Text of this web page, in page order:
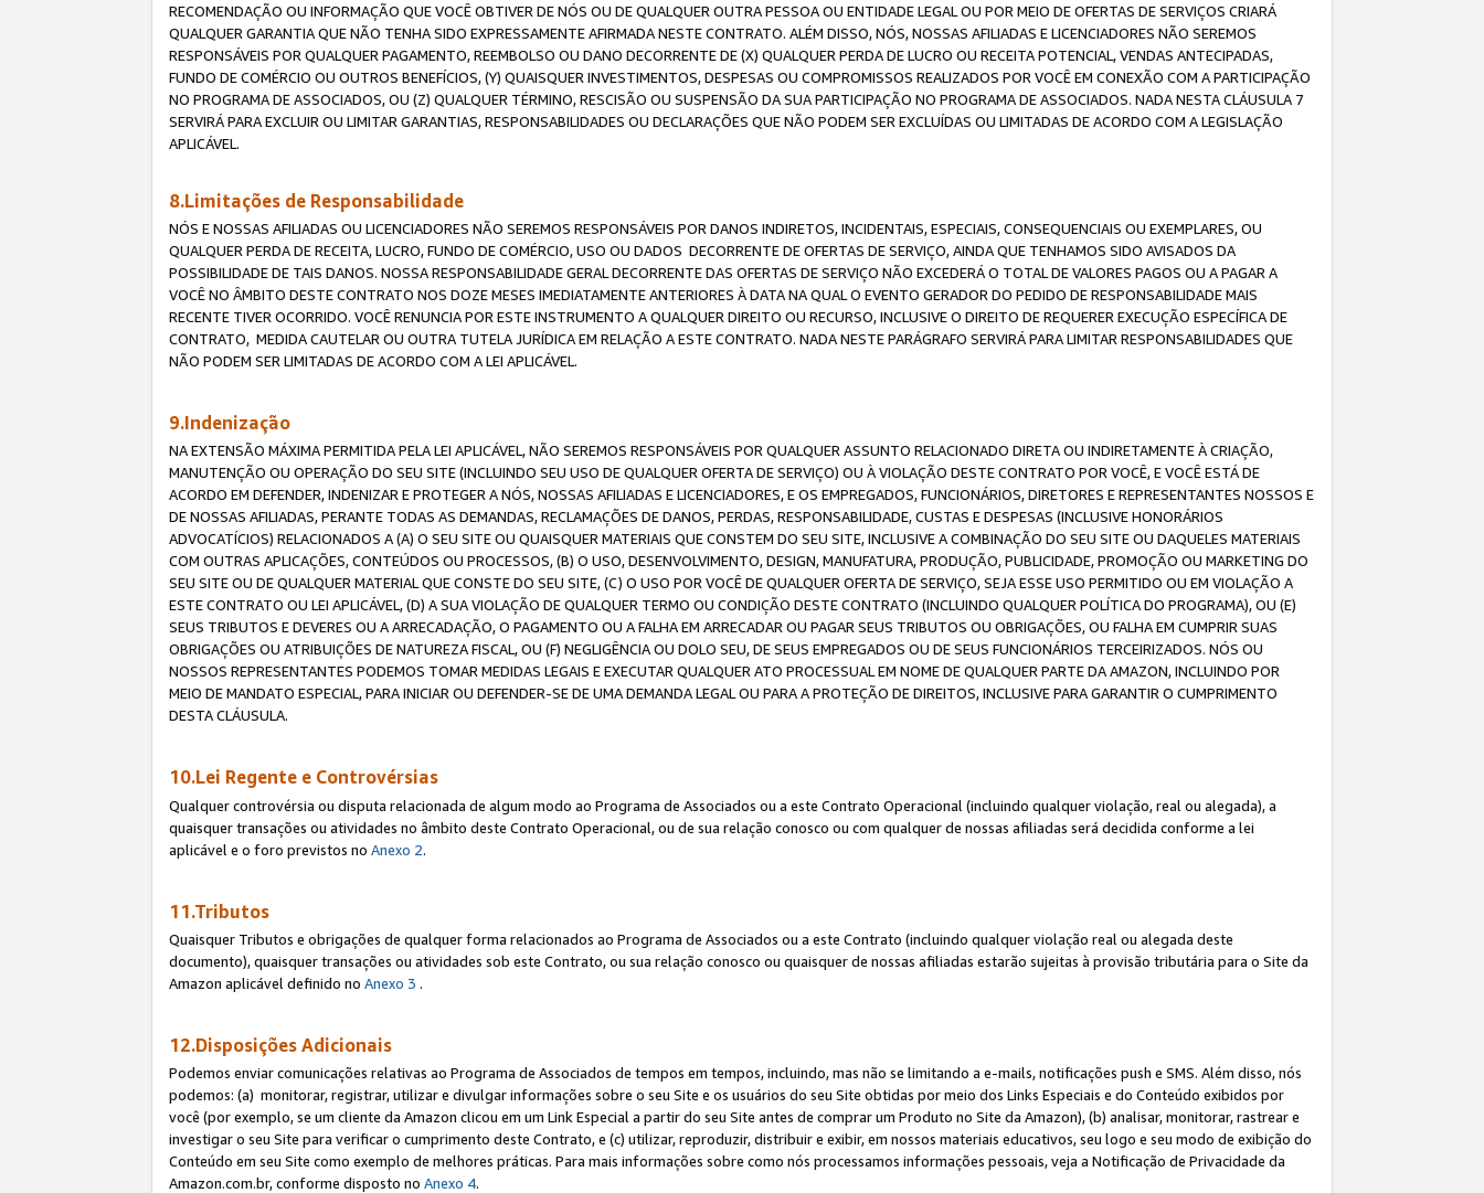
RECOMENDAÇÃO OU INFORMAÇÃO QUE VOCÊ OBTIVER DE NÓS OU DE QUALQUER OUTRA PESSOA OU ENTIDADE LEGAL OU POR MEIO DE OFERTAS DE SERVIÇOS CRIARÁ
QUALQUER GARANTIA QUE NÃO TENHA SIDO EXPRESSAMENTE AFIRMADA NESTE CONTRATO. ALÉM DISSO, NÓS, NOSSAS AFILIADAS E LICENCIADORES NÃO SEREMOS
RESPONSÁVEIS POR QUALQUER PAGAMENTO, REEMBOLSO OU DANO DECORRENTE DE (X) QUALQUER PERDA DE LUCRO OU RECEITA POTENCIAL, VENDAS ANTECIPADAS,
FUNDO DE COMÉRCIO OU OUTROS BENEFÍCIOS, (Y) QUAISQUER INVESTIMENTOS, DESPESAS OU COMPROMISSOS REALIZADOS POR VOCÊ EM CONEXÃO COM A PARTICIPAÇÃO
NO PROGRAMA DE ASSOCIADOS, OU (Z) QUALQUER TÉRMINO, RESCISÃO OU SUSPENSÃO DA SUA PARTICIPAÇÃO NO PROGRAMA DE ASSOCIADOS. NADA NESTA CLÁUSULA 7
SERVIRÁ PARA EXCLUIR OU LIMITAR GARANTIAS, RESPONSABILIDADES OU DECLARAÇÕES QUE NÃO PODEM SER EXCLUÍDAS OU LIMITADAS DE ACORDO COM A LEGISLAÇÃO
APLICÁVEL.
8.Limitações de Responsabilidade
NÓS E NOSSAS AFILIADAS OU LICENCIADORES NÃO SEREMOS RESPONSÁVEIS POR DANOS INDIRETOS, INCIDENTAIS, ESPECIAIS, CONSEQUENCIAIS OU EXEMPLARES, OU
QUALQUER PERDA DE RECEITA, LUCRO, FUNDO DE COMÉRCIO, USO OU DADOS DECORRENTE DE OFERTAS DE SERVIÇO, AINDA QUE TENHAMOS SIDO AVISADOS DA
POSSIBILIDADE DE TAIS DANOS. NOSSA RESPONSABILIDADE GERAL DECORRENTE DAS OFERTAS DE SERVIÇO NÃO EXCEDERÁ O TOTAL DE VALORES PAGOS OU A PAGAR A
VOCÊ NO ÂMBITO DESTE CONTRATO NOS DOZE MESES IMEDIATAMENTE ANTERIORES À DATA NA QUAL O EVENTO GERADOR DO PEDIDO DE RESPONSABILIDADE MAIS
RECENTE TIVER OCORRIDO. VOCÊ RENUNCIA POR ESTE INSTRUMENTO A QUALQUER DIREITO OU RECURSO, INCLUSIVE O DIREITO DE REQUERER EXECUÇÃO ESPECÍFICA DE
CONTRATO, MEDIDA CAUTELAR OU OUTRA TUTELA JURÍDICA EM RELAÇÃO A ESTE CONTRATO. NADA NESTE PARÁGRAFO SERVIRÁ PARA LIMITAR RESPONSABILIDADES QUE
NÃO PODEM SER LIMITADAS DE ACORDO COM A LEI APLICÁVEL.
9.Indenização
NA EXTENSÃO MÁXIMA PERMITIDA PELA LEI APLICÁVEL, NÃO SEREMOS RESPONSÁVEIS POR QUALQUER ASSUNTO RELACIONADO DIRETA OU INDIRETAMENTE À CRIAÇÃO,
MANUTENÇÃO OU OPERAÇÃO DO SEU SITE (INCLUINDO SEU USO DE QUALQUER OFERTA DE SERVIÇO) OU À VIOLAÇÃO DESTE CONTRATO POR VOCÊ, E VOCÊ ESTÁ DE
ACORDO EM DEFENDER, INDENIZAR E PROTEGER A NÓS, NOSSAS AFILIADAS E LICENCIADORES, E OS EMPREGADOS, FUNCIONÁRIOS, DIRETORES E REPRESENTANTES NOSSOS E
DE NOSSAS AFILIADAS, PERANTE TODAS AS DEMANDAS, RECLAMAÇÕES DE DANOS, PERDAS, RESPONSABILIDADE, CUSTAS E DESPESAS (INCLUSIVE HONORÁRIOS
ADVOCATÍCIOS) RELACIONADOS A (A) O SEU SITE OU QUAISQUER MATERIAIS QUE CONSTEM DO SEU SITE, INCLUSIVE A COMBINAÇÃO DO SEU SITE OU DAQUELES MATERIAIS
COM OUTRAS APLICAÇÕES, CONTEÚDOS OU PROCESSOS, (B) O USO, DESENVOLVIMENTO, DESIGN, MANUFATURA, PRODUÇÃO, PUBLICIDADE, PROMOÇÃO OU MARKETING DO
SEU SITE OU DE QUALQUER MATERIAL QUE CONSTE DO SEU SITE, (C) O USO POR VOCÊ DE QUALQUER OFERTA DE SERVIÇO, SEJA ESSE USO PERMITIDO OU EM VIOLAÇÃO A
ESTE CONTRATO OU LEI APLICÁVEL, (D) A SUA VIOLAÇÃO DE QUALQUER TERMO OU CONDIÇÃO DESTE CONTRATO (INCLUINDO QUALQUER POLÍTICA DO PROGRAMA), OU (E)
SEUS TRIBUTOS E DEVERES OU A ARRECADAÇÃO, O PAGAMENTO OU A FALHA EM ARRECADAR OU PAGAR SEUS TRIBUTOS OU OBRIGAÇÕES, OU FALHA EM CUMPRIR SUAS
OBRIGAÇÕES OU ATRIBUIÇÕES DE NATUREZA FISCAL, OU (F) NEGLIGÊNCIA OU DOLO SEU, DE SEUS EMPREGADOS OU DE SEUS FUNCIONÁRIOS TERCEIRIZADOS. NÓS OU
NOSSOS REPRESENTANTES PODEMOS TOMAR MEDIDAS LEGAIS E EXECUTAR QUALQUER ATO PROCESSUAL EM NOME DE QUALQUER PARTE DA AMAZON, INCLUINDO POR
MEIO DE MANDATO ESPECIAL, PARA INICIAR OU DEFENDER-SE DE UMA DEMANDA LEGAL OU PARA A PROTEÇÃO DE DIREITOS, INCLUSIVE PARA GARANTIR O CUMPRIMENTO
DESTA CLÁUSULA.
10.Lei Regente e Controvérsias
Qualquer controvérsia ou disputa relacionada de algum modo ao Programa de Associados ou a este Contrato Operacional (incluindo qualquer violação, real ou alegada), a
quaisquer transações ou atividades no âmbito deste Contrato Operacional, ou de sua relação conosco ou com qualquer de nossas afiliadas será decidida conforme a lei
aplicável e o foro previstos no Anexo 2.
11.Tributos
Quaisquer Tributos e obrigações de qualquer forma relacionados ao Programa de Associados ou a este Contrato (incluindo qualquer violação real ou alegada deste
documento), quaisquer transações ou atividades sob este Contrato, ou sua relação conosco ou quaisquer de nossas afiliadas estarão sujeitas à provisão tributária para o Site da
Amazon aplicável definido no Anexo 3 .
12.Disposições Adicionais
Podemos enviar comunicações relativas ao Programa de Associados de tempos em tempos, incluindo, mas não se limitando a e-mails, notificações push e SMS. Além disso, nós
podemos: (a) monitorar, registrar, utilizar e divulgar informações sobre o seu Site e os usuários do seu Site obtidas por meio dos Links Especiais e do Conteúdo exibidos por
você (por exemplo, se um cliente da Amazon clicou em um Link Especial a partir do seu Site antes de comprar um Produto no Site da Amazon), (b) analisar, monitorar, rastrear e
investigar o seu Site para verificar o cumprimento deste Contrato, e (c) utilizar, reproduzir, distribuir e exibir, em nossos materiais educativos, seu logo e seu modo de exibição do
Conteúdo em seu Site como exemplo de melhores práticas. Para mais informações sobre como nós processamos informações pessoais, veja a Notificação de Privacidade da
Amazon.com.br, conforme disposto no Anexo 4.